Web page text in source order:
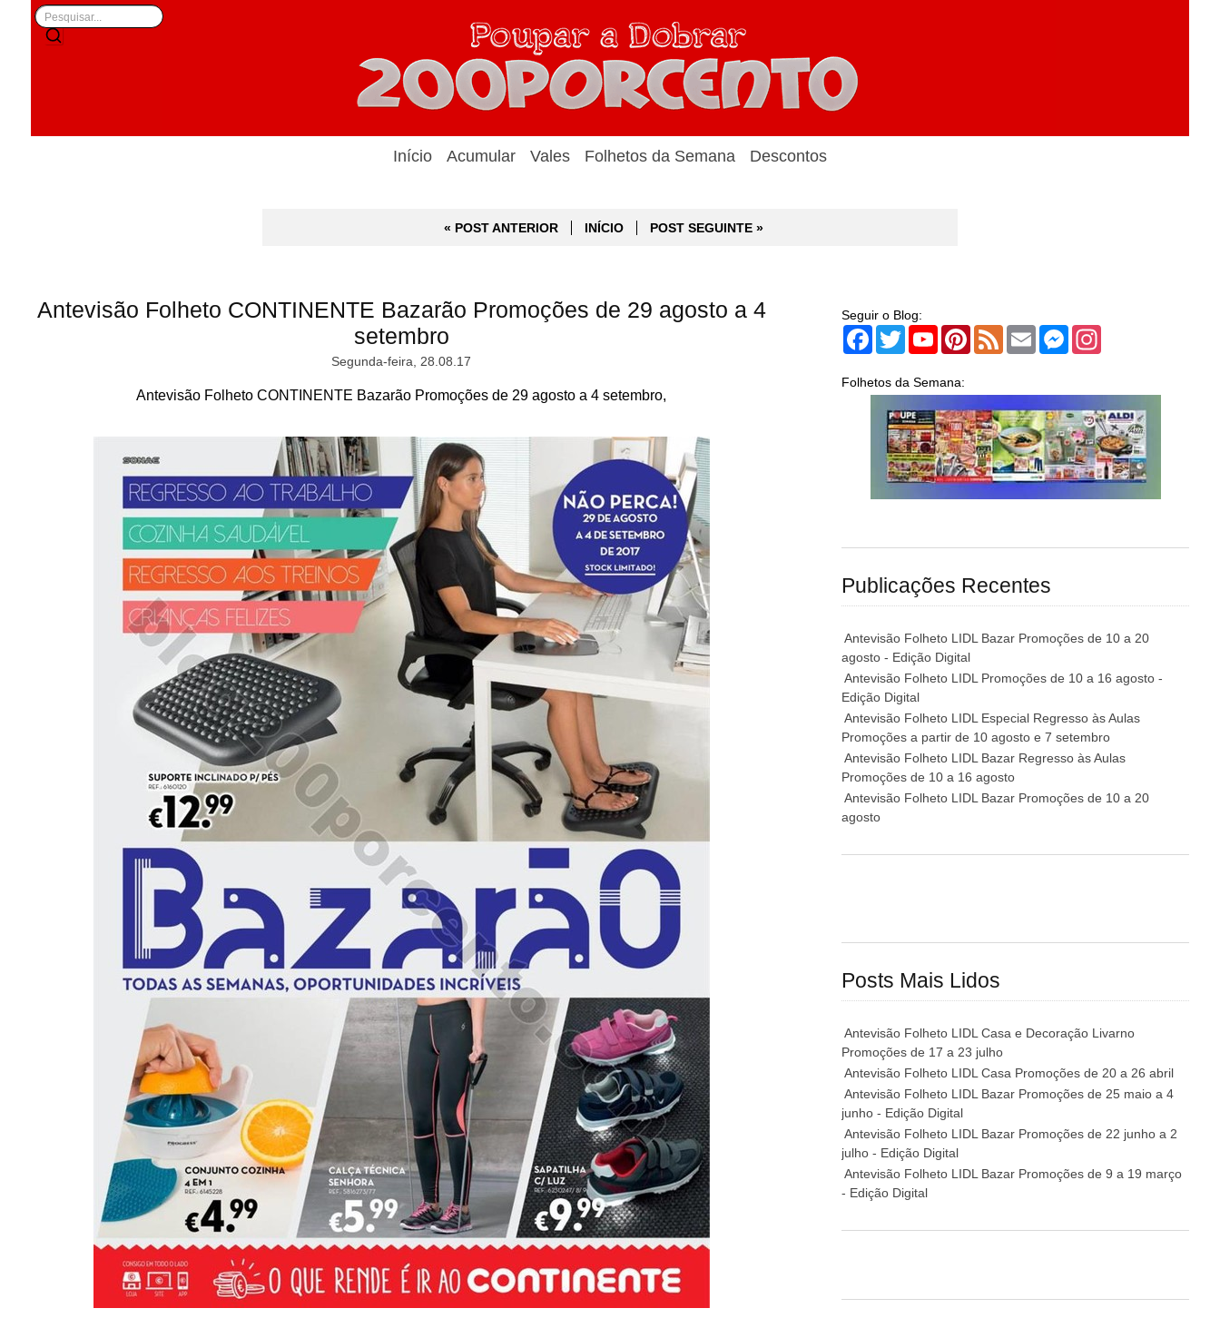
Início Acumular Vales Folhetos da Semana Descontos
« POST ANTERIOR INÍCIO POST SEGUINTE »
Antevisão Folheto CONTINENTE Bazarão Promoções de 29 agosto a 4
setembro
Segunda-feira, 28.08.17
Antevisão Folheto CONTINENTE Bazarão Promoções de 29 agosto a 4 setembro,
Seguir o Blog:
Facebook
TwitterYouTubePinterest
Feed Email Messenger
Folhetos da Semana:
Publicações Recentes
Antevisão Folheto LIDL Bazar Promoções de 10 a 20
agosto - Edição Digital
Antevisão Folheto LIDL Promoções de 10 a 16 agosto -
Edição Digital
Antevisão Folheto LIDL Especial Regresso às Aulas
Promoções a partir de 10 agosto e 7 setembro
Antevisão Folheto LIDL Bazar Regresso às Aulas
Promoções de 10 a 16 agosto
Antevisão Folheto LIDL Bazar Promoções de 10 a 20
agosto
Posts Mais Lidos
Antevisão Folheto LIDL Casa e Decoração Livarno
Promoções de 17 a 23 julho
Antevisão Folheto LIDL Casa Promoções de 20 a 26 abril
Antevisão Folheto LIDL Bazar Promoções de 25 maio a 4
junho - Edição Digital
Antevisão Folheto LIDL Bazar Promoções de 22 junho a 2
julho - Edição Digital
Antevisão Folheto LIDL Bazar Promoções de 9 a 19 março
- Edição Digital